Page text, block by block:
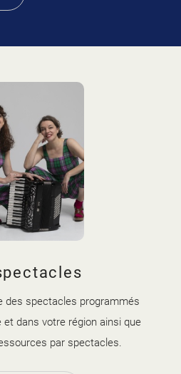
des spectacles programmés
et dans votre région ainsi que
par spectacles.